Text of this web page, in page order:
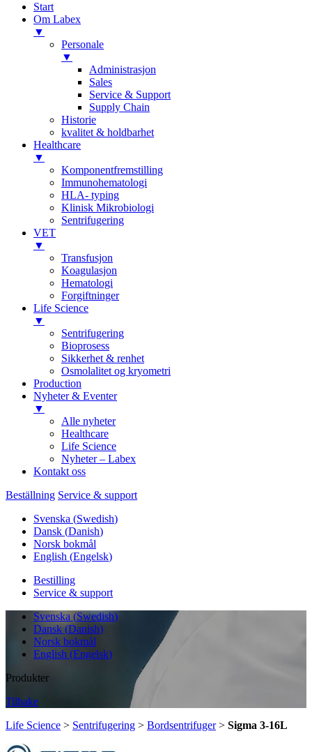
Start
Om Labex
▼
Personale
▼
Administrasjon
Sales
Service & Support
Supply Chain
Historie
kvalitet & holdbarhet
Healthcare
▼
Komponentfremstilling
Immunohematologi
HLA- typing
Klinisk Mikrobiologi
Sentrifugering
VET
▼
Transfusjon
Koagulasjon
Hematologi
Forgiftninger
Life Science
▼
Sentrifugering
Bioprosess
Sikkerhet & renhet
Osmolalitet og kryometri
Production
Nyheter & Eventer
▼
Alle nyheter
Healthcare
Life Science
Nyheter – Labex
Kontakt oss
Beställning Service & support
Svenska (Swedish)
Dansk (Danish)
Norsk bokmål
English (Engelsk)
Bestilling
Service & support
Svenska (Swedish)
Dansk (Danish)
Norsk bokmål
English (Engelsk)
Produkter
Tilbake
Life Science > Sentrifugering > Bordsentrifuger> Sigma 3-16L